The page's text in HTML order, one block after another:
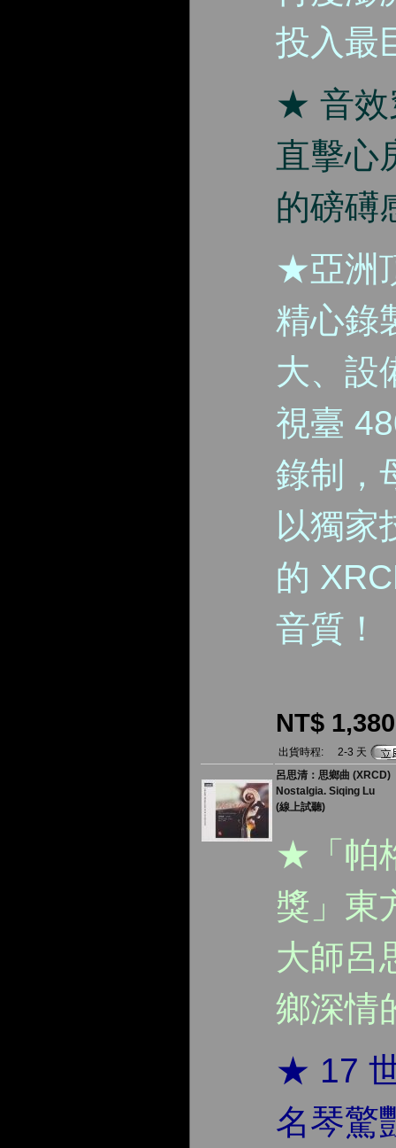
投入最
★ 音效
直擊心
的磅礡
★亞洲
精心錄
大、設
視臺
錄制，
以獨家
的
音質！
NT$ 1,380
出貨時程:
2-3 天
呂思清：思鄉曲 (XRCD)
Nostalgia. Siqing Lu
(線上試聽)
★「帕
獎」東
大師呂
鄉深情
★ 17
名琴驚